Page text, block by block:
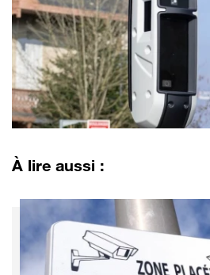
À lire aussi :